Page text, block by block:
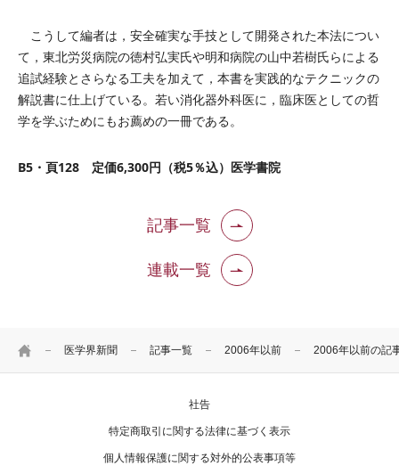
HOME 医学界新聞 記事一覧 2006年以前 2006年以前の記
こうして編者は，安全確実な手技として開発された本法につい
て，東北労災病院の徳村弘実氏や明和病院の山中若樹氏らによる
追試経験とさらなる工夫を加えて，本書を実践的なテクニックの
解説書に仕上げている。若い消化器外科医に，臨床医としての哲
学を学ぶためにもお薦めの一冊である。
B5・頁128 定価6,300円（税5％込）医学書院
記事一覧
連載一覧
社告
特定商取引に関する法律に基づく表示
個人情報保護に関する対外的公表事項等